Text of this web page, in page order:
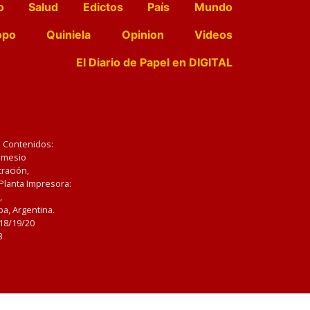
Salud Edictos País
Mundo
Quiniela Opinion
Videos
El Diario de Papel en DIGITAL
Impresora:
Argentina.
19/20